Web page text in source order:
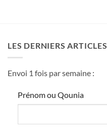
LES DERNIERS ARTICLES
Envoi 1 fois par semaine :
Prénom ou Qounia